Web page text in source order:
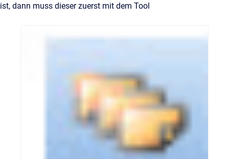
ist, dann muss dieser zuerst mit dem Tool